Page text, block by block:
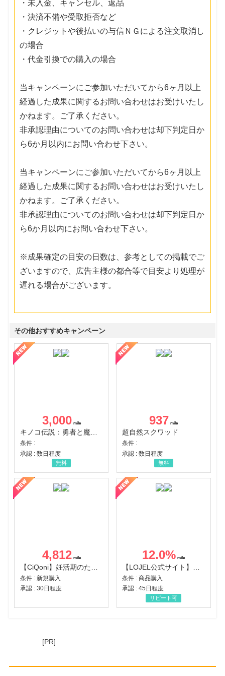
・未入金、キャンセル、返品
・決済不備や受取拒否など
・クレジットや後払いの与信ＮＧによる注文取消し
の場合
・代金引換での購入の場合
当キャンペーンにご参加いただいてから6ヶ月以上
経過した成果に関するお問い合わせはお受けいたし
かねます。ご了承ください。
非承認理由についてのお問い合わせは却下判定日か
ら6か月以内にお問い合わせ下さい。
当キャンペーンにご参加いただいてから6ヶ月以上
経過した成果に関するお問い合わせはお受けいたし
かねます。ご了承ください。
非承認理由についてのお問い合わせは却下判定日か
ら6か月以内にお問い合わせ下さい。
※成果確定の目安の日数は、参考としての掲載でご
ざいますので、広告主様の都合等で目安より処理が
遅れる場合がございます。
その他おすすめキャンペーン
3,000
キノコ伝説：勇者と魔法のランプ
条件 :
承認 : 数日程度
無料
937
超自然スクワッド
条件 :
承認 : 数日程度
無料
4,812
条件 : 新規購入
承認 : 30日程度
12.0%
条件 : 商品購入
承認 : 45日程度
リピート可
[PR]